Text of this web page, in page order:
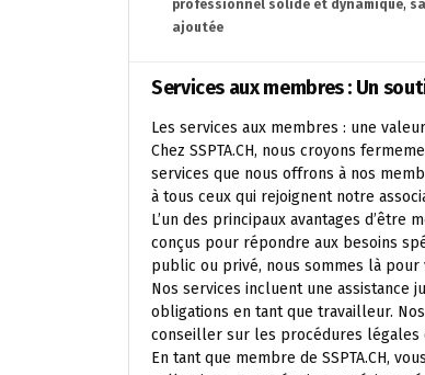
professionnel solide et dynamique,
ajoutée
Services aux membres : Un
Les services aux membres : une
Chez SSPTA.CH, nous croyons
services que nous offrons à nos
à tous ceux qui rejoignent notre
L’un des principaux avantages d’être
conçus pour répondre aux besoins
public ou privé, nous sommes là
Nos services incluent une assistance
obligations en tant que travailleur.
conseiller sur les procédures légales
En tant que membre de SSPTA.CH,